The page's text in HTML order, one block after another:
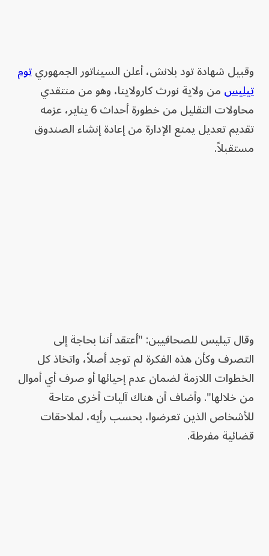
وقبيل شهادة تود بلانش، أعلن السيناتور الجمهوريتوم
تيليسمن ولاية نورث كارولاينا، وهو من منتقدي
محاولات التقليل من خطورة أحداث 6 يناير، عزمه
تقديم تعديل يمنع الإدارة من إعادة إنشاء الصندوق
مستقبلاً.
وقال تيليس للصحافيين: "أعتقد أننا بحاجة إلى
التصرف وكأن هذه الفكرة لم توجد أصلاً، واتخاذ كل
الخطوات اللازمة لضمان عدم إحيائها أو صرف أي أموال
من خلالها". وأضاف أن هناك آليات أخرى متاحة
للأشخاص الذين تعرضوا، بحسب رأيه، لملاحقات
قضائية مفرطة.